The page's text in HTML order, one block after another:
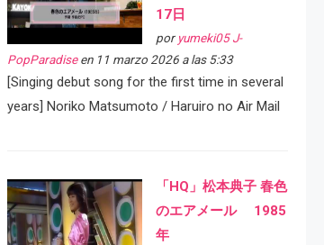
17日
por yumeki05 J-
PopParadiseen 11 marzo 2026 a las 5:33
[Singing debut song for the first time in several
years] Noriko Matsumoto / Haruiro no Air Mail
「HQ」松本典子 春色
のエアメール 1985
年